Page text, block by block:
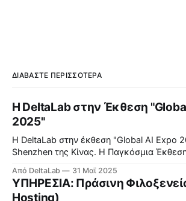
ΔΙΑΒΆΣΤΕ ΠΕΡΙΣΣΌΤΕΡΑ
Η DeltaLab στην Έκθεση
2025"
Η DeltaLab στην έκθεση "Global AI Expo
Shenzhen της Κίνας. Η Παγκόσμια Έκθεση Συσκευών
εμπορική έκθεση της Κίνας αφιερωμένη
έξυπνες συσκευές τεχνητής νοημοσύνης
Από DeltaLab 31 Μαϊ 2025
ΥΠΗΡΕΣΙΑ: Πράσινη
Hosting)